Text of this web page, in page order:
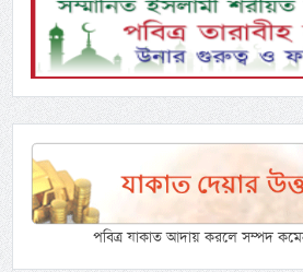
পবিত্র যাকাত আদায় করলে সম্পদ